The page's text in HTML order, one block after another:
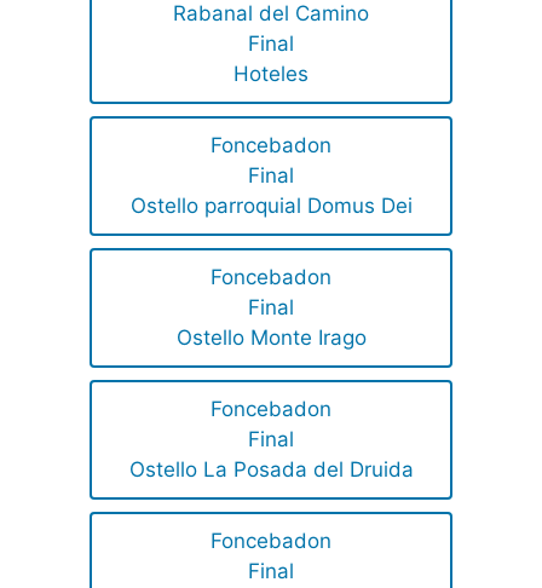
Rabanal del Camino
Final
Hoteles
Foncebadon
Final
Ostello parroquial Domus Dei
Foncebadon
Final
Ostello Monte Irago
Foncebadon
Final
Ostello La Posada del Druida
Foncebadon
Final